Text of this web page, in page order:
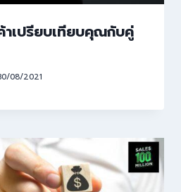
าเปรียบเทียบคุณกับคู่
08/2021